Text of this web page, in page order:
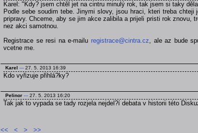
Karel: "Kdy? jsem chtěl jet na cintru minulý rok, tak jsem si taky
Podle sebe soudim tebe. Jinymi slovy, jsou hraci, kteri treba
pripravy. Chceme, aby se jim akce zalibila a prijeli pristi rok znovu,
nez akci samotnou.
Registrace se resi na e-mailu registrace@cintra.cz, ale az bude
vcetne me.
Karel --- 27. 5. 2013 16:39
Kdo vyřizuje přihlá?ky?
Pelinor --- 27. 5. 2013 16:20
Tak jak to vypada se tady rozjela nejdel?í debata v historii této
<< < > >>